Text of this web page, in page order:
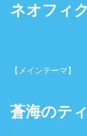
ネオフィ
【メインテーマ】
蒼海のテ